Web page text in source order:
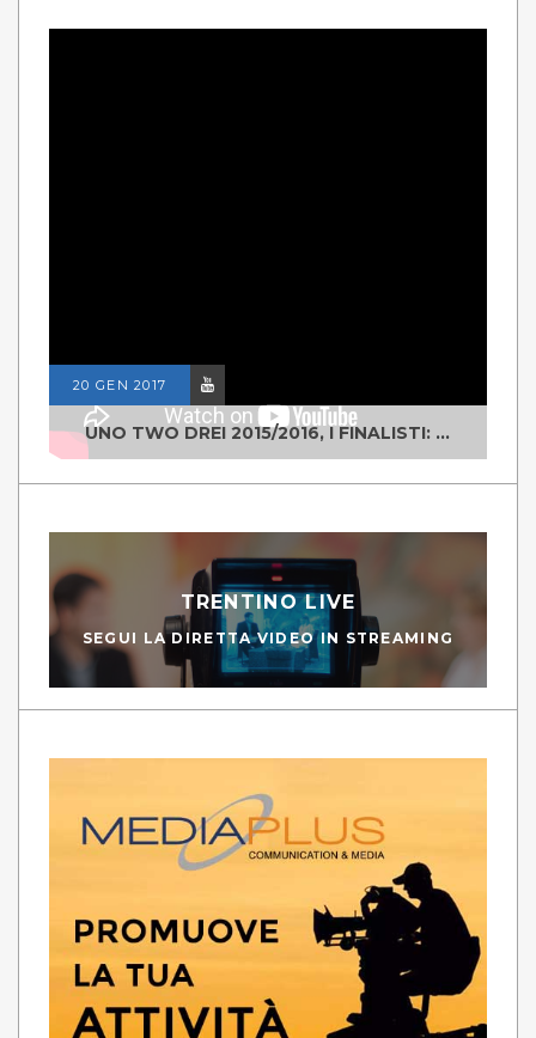
20 GEN 2017
UNO TWO DREI 2015/2016, I FINALISTI: CLASSE IV ALS ISTITUTO "DEGASPERI" BORGO VALSUGANA
TRENTINO LIVE
SEGUI LA DIRETTA VIDEO IN STREAMING